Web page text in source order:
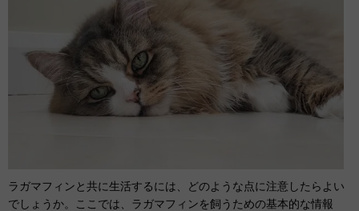
ラガマフィンと共に生活するには、どのような点に注意したらよい
でしょうか。ここでは、ラガマフィンを飼うための基本的な情報